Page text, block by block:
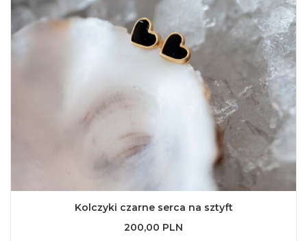
Kolczyki czarne serca na sztyft
200,00 PLN